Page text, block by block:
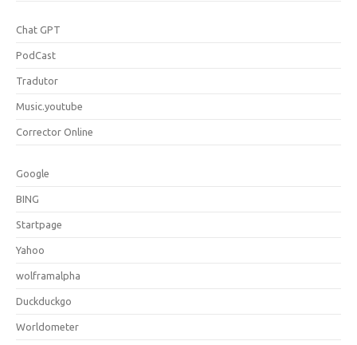
Chat GPT
PodCast
Tradutor
Music.youtube
Corrector Online
Google
BING
Startpage
Yahoo
wolframalpha
Duckduckgo
Worldometer